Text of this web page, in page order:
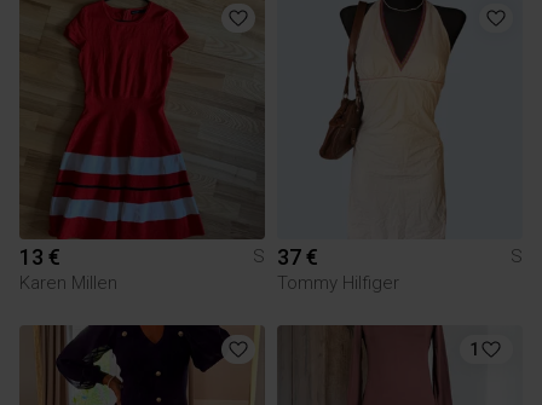
13 €
S
Karen Millen
37 €
S
Tommy Hilfiger
1